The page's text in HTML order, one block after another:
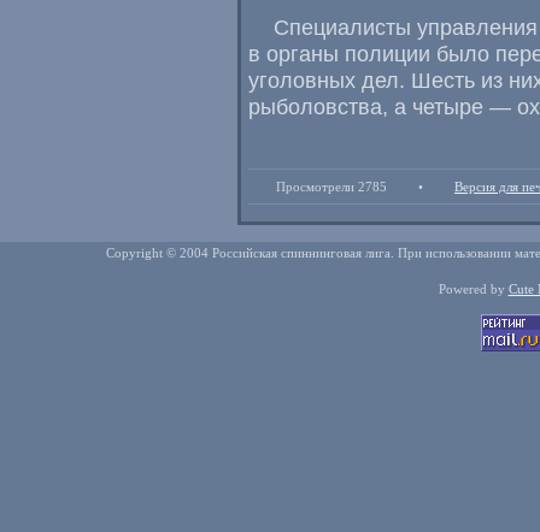
Специалисты
в органы полиции было
уголовных дел. Шесть из
рыболовства, а четыре —
Просмотрели 2785 • Версия для
Copyright © 2004 Российская спиннинговая лига. При использовании
Powered by Cute